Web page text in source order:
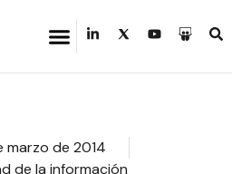
marzo de 2014
de la información